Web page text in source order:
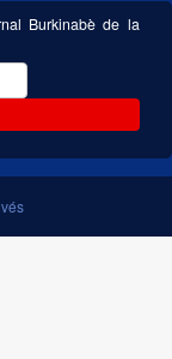
Burkinabè de la